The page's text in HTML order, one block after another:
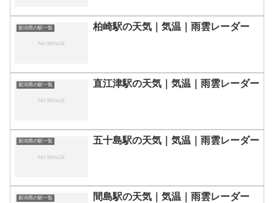
新潟県の駅一覧 柏崎駅の天気｜気温｜雨雲レーダー
新潟県の駅一覧 直江津駅の天気｜気温｜雨雲レーダー
新潟県の駅一覧 五十島駅の天気｜気温｜雨雲レーダー
新潟県の駅一覧 間島駅の天気｜気温｜雨雲レーダー